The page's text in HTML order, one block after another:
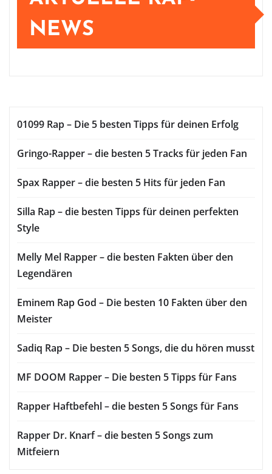
NEWS
01099 Rap – Die 5 besten Tipps für deinen Erfolg
Gringo-Rapper – die besten 5 Tracks für jeden Fan
Spax Rapper – die besten 5 Hits für jeden Fan
Silla Rap – die besten Tipps für deinen perfekten
Style
Melly Mel Rapper – die besten Fakten über den
Legendären
Eminem Rap God – Die besten 10 Fakten über den
Meister
Sadiq Rap – Die besten 5 Songs, die du hören musst
MF DOOM Rapper – Die besten 5 Tipps für Fans
Rapper Haftbefehl – die besten 5 Songs für Fans
Rapper Dr. Knarf – die besten 5 Songs zum
Mitfeiern